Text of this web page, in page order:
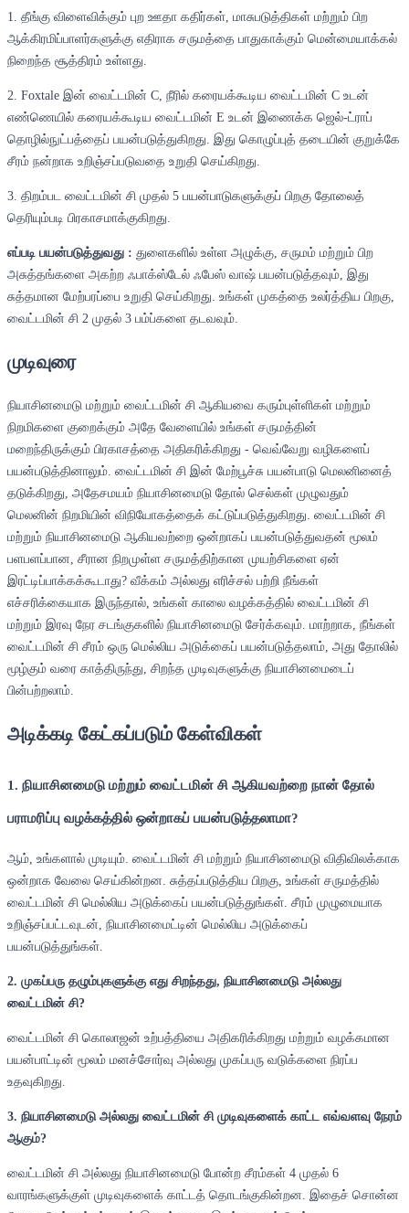
1. தீங்கு விளைவிக்கும் புற ஊதா கதிர்கள், மாசுபடுத்திகள் மற்றும் பிற
ஆக்கிரமிப்பாளர்களுக்கு எதிராக சருமத்தை பாதுகாக்கும் மென்மையாக்கல்
நிறைந்த சூத்திரம் உள்ளது.
2. Foxtale இன் வைட்டமின் C, நீரில் கரையக்கூடிய வைட்டமின் C உடன்
எண்ணெயில் கரையக்கூடிய வைட்டமின் E உடன் இணைக்க ஜெல்-ட்ராப்
தொழில்நுட்பத்தைப் பயன்படுத்துகிறது. இது கொழுப்புத் தடையின் குறுக்கே
சீரம் நன்றாக உறிஞ்சப்படுவதை உறுதி செய்கிறது.
3. திறம்பட வைட்டமின் சி முதல் 5 பயன்பாடுகளுக்குப் பிறகு தோலைத்
தெரியும்படி பிரகாசமாக்குகிறது.
எப்படி பயன்படுத்துவது : துளைகளில் உள்ள அழுக்கு, சருமம் மற்றும் பிற
அசுத்தங்களை அகற்ற ஃபாக்ஸ்டேல் ஃபேஸ் வாஷ் பயன்படுத்தவும், இது
சுத்தமான மேற்பரப்பை உறுதி செய்கிறது. உங்கள் முகத்தை உலர்த்திய பிறகு,
வைட்டமின் சி 2 முதல் 3 பம்ப்களை தடவவும்.
முடிவுரை
நியாசினமைடு மற்றும் வைட்டமின் சி ஆகியவை கரும்புள்ளிகள் மற்றும்
நிறமிகளை குறைக்கும் அதே வேளையில் உங்கள் சருமத்தின்
மறைந்திருக்கும் பிரகாசத்தை அதிகரிக்கிறது - வெவ்வேறு வழிகளைப்
பயன்படுத்தினாலும். வைட்டமின் சி இன் மேற்பூச்சு பயன்பாடு மெலனினைத்
தடுக்கிறது, அதேசமயம் நியாசினமைடு தோல் செல்கள் முழுவதும்
மெலனின் நிறமியின் விநியோகத்தைக் கட்டுப்படுத்துகிறது. வைட்டமின் சி
மற்றும் நியாசினமைடு ஆகியவற்றை ஒன்றாகப் பயன்படுத்துவதன் மூலம்
பளபளப்பான, சீரான நிறமுள்ள சருமத்திற்கான முயற்சிகளை ஏன்
இரட்டிப்பாக்கக்கூடாது? வீக்கம் அல்லது எரிச்சல் பற்றி நீங்கள்
எச்சரிக்கையாக இருந்தால், உங்கள் காலை வழக்கத்தில் வைட்டமின் சி
மற்றும் இரவு நேர சடங்குகளில் நியாசினமைடு சேர்க்கவும். மாற்றாக, நீங்கள்
வைட்டமின் சி சீரம் ஒரு மெல்லிய அடுக்கைப் பயன்படுத்தலாம், அது தோலில்
மூழ்கும் வரை காத்திருந்து, சிறந்த முடிவுகளுக்கு நியாசினமைடைப்
பின்பற்றலாம்.
அடிக்கடி கேட்கப்படும் கேள்விகள்
1. நியாசினமைடு மற்றும் வைட்டமின் சி ஆகியவற்றை நான் தோல்
பராமரிப்பு வழக்கத்தில் ஒன்றாகப் பயன்படுத்தலாமா?
ஆம், உங்களால் முடியும். வைட்டமின் சி மற்றும் நியாசினமைடு விதிவிலக்காக
ஒன்றாக வேலை செய்கின்றன. சுத்தப்படுத்திய பிறகு, உங்கள் சருமத்தில்
வைட்டமின் சி மெல்லிய அடுக்கைப் பயன்படுத்துங்கள். சீரம் முழுமையாக
உறிஞ்சப்பட்டவுடன், நியாசினமைட்டின் மெல்லிய அடுக்கைப்
பயன்படுத்துங்கள்.
2. முகப்பரு தழும்புகளுக்கு எது சிறந்தது, நியாசினமைடு அல்லது
வைட்டமின் சி?
வைட்டமின் சி கொலாஜன் உற்பத்தியை அதிகரிக்கிறது மற்றும் வழக்கமான
பயன்பாட்டின் மூலம் மனச்சோர்வு அல்லது முகப்பரு வடுக்களை நிரப்ப
உதவுகிறது.
3. நியாசினமைடு அல்லது வைட்டமின் சி முடிவுகளைக் காட்ட எவ்வளவு நேரம்
ஆகும்?
வைட்டமின் சி அல்லது நியாசினமைடு போன்ற சீரம்கள் 4 முதல் 6
வாரங்களுக்குள் முடிவுகளைக் காட்டத் தொடங்குகின்றன. இதைச் சொன்ன